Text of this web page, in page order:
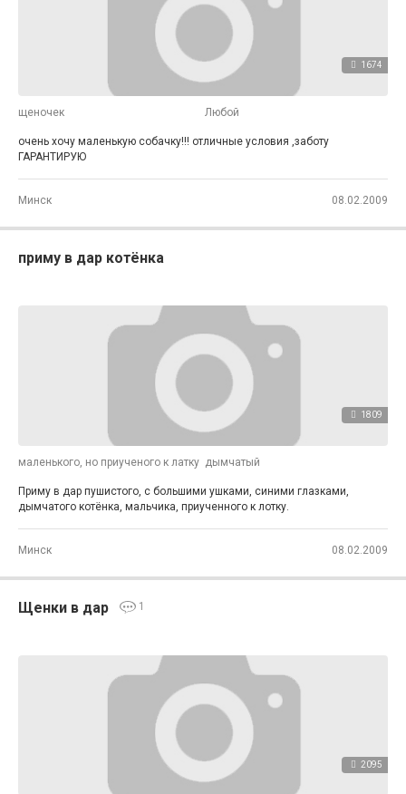
1674
щеночек Любой
очень хочу маленькую собачку!!! отличные условия ,заботу
ГАРАНТИРУЮ
Минск 08.02.2009
приму в дар котёнка
1809
маленького, но приученого к латку дымчатый
Приму в дар пушистого, с большими ушками, синими глазками,
дымчатого котёнка, мальчика, приученного к лотку.
Минск 08.02.2009
Щенки в дар 1
2095